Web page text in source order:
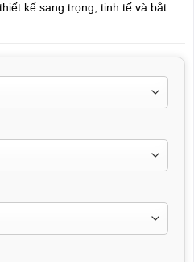
kế sang trọng, tinh tế và bắt